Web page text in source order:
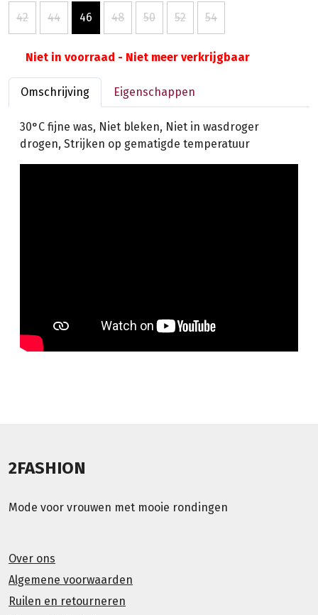
42 44 46 48 50 52 54
Niet in voorraad - Niet meer verkrijgbaar
Omschrijving Eigenschappen
30°C fijne was, Niet bleken, Niet in wasdroger
drogen, Strijken op gematigde temperatuur
2FASHION
Mode voor vrouwen met mooie rondingen
Over ons
Algemene voorwaarden
Ruilen en retourneren